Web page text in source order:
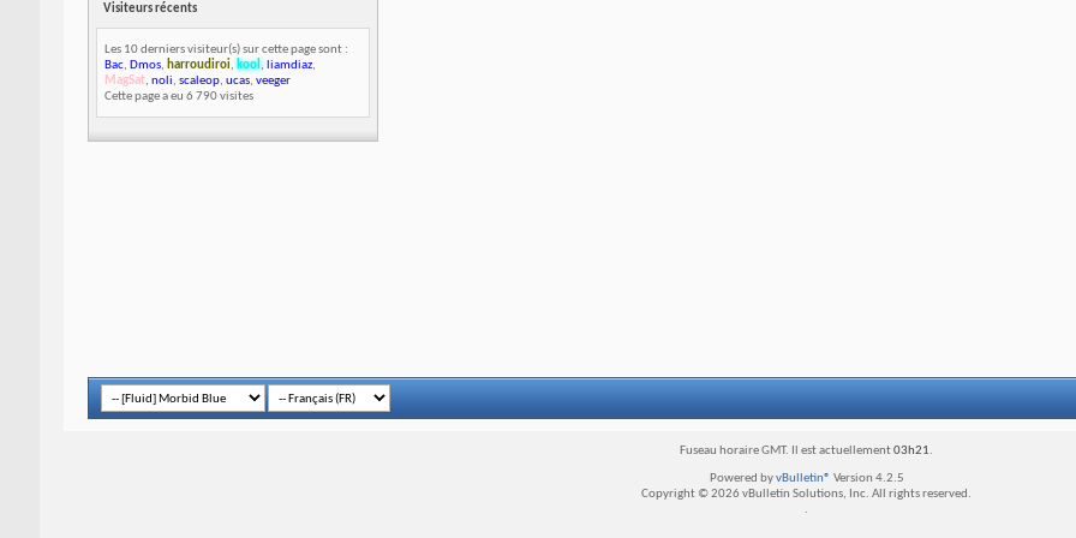
Visiteurs récents
Les 10 derniers visiteur(s) sur cette page sont :
Bac, Dmos, harroudiroi, kool, liamdiaz,
MagSat, noli, scaleop, ucas, veeger
Cette page a eu 6 790visites
Fuseau horaire GMT. Il est actuellement03h21.
Powered byvBulletin® Version 4.2.5
Copyright © 2026 vBulletin Solutions, Inc. All rights reserved.
.